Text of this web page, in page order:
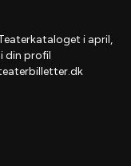
i april,
din profil